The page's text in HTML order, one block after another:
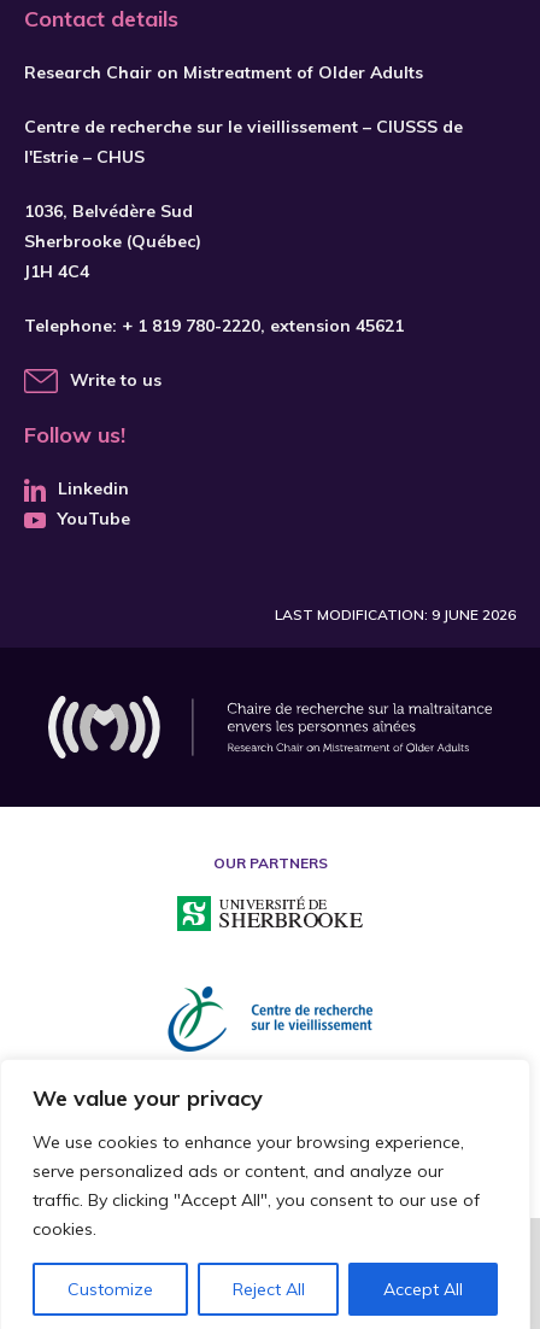
We value your privacy
We use cookies to enhance your browsing experience,
serve personalized ads or content, and analyze our
traffic. By clicking "Accept All", you consent to our use of
cookies.
Customize Reject All Accept All
2026
Contact details
Research Chair on Mistreatment of Older Adults
Centre de recherche sur le vieillissement – CIUSSS de
l'Estrie – CHUS
1036, Belvédère Sud
Sherbrooke (Québec)
J1H 4C4
Telephone: + 1 819 780-2220, extension 45621
Write to us
Follow us!
Linkedin
YouTube
LAST MODIFICATION: 9 JUNE 2026
OUR PARTNERS